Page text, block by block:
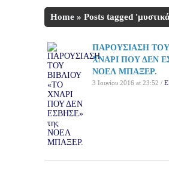
Home » Posts tagged
ΠΑΡΟΥΣΙΑΣΗ ΤΟΥ
ΧΝΑΡΙ ΠΟΥ ΔΕΝ
ΝΟΕΛ ΜΠΑΞΕΡ.
3 Ιουνίου 2016 at 23:52 /